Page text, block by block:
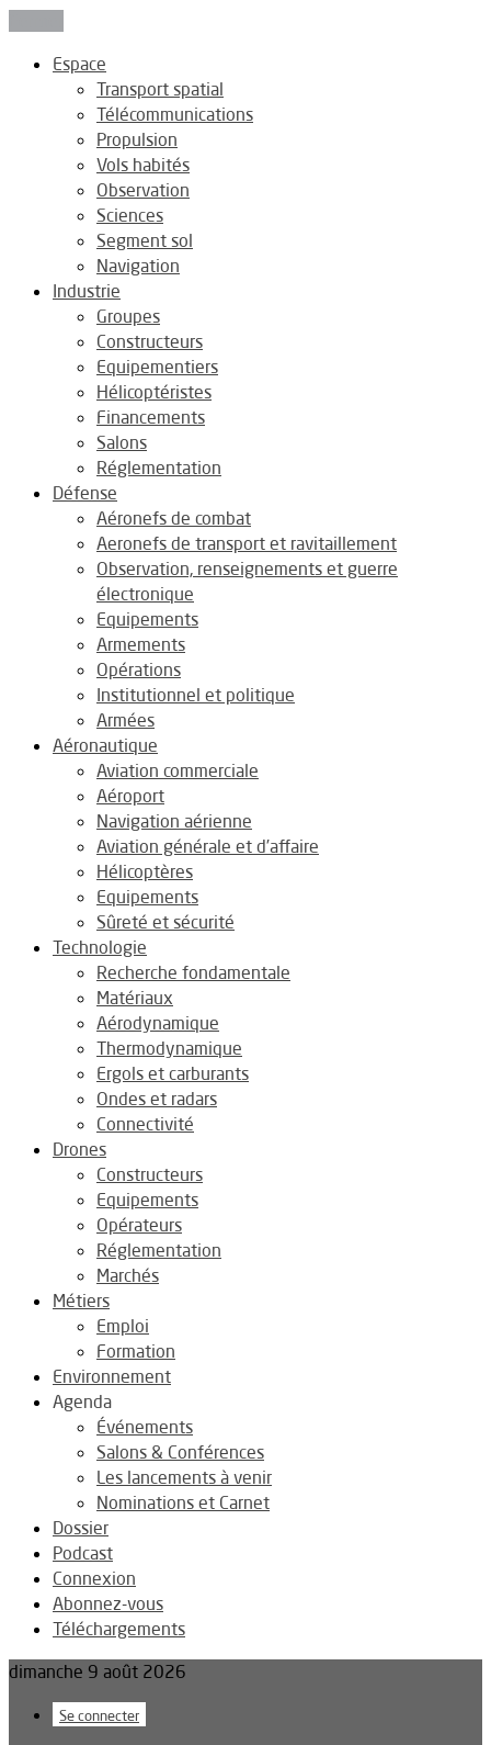
Espace
Transport spatial
Télécommunications
Propulsion
Vols habités
Observation
Sciences
Segment sol
Navigation
Industrie
Groupes
Constructeurs
Equipementiers
Hélicoptéristes
Financements
Salons
Réglementation
Défense
Aéronefs de combat
Aeronefs de transport et ravitaillement
Observation, renseignements et guerre
électronique
Equipements
Armements
Opérations
Institutionnel et politique
Armées
Aéronautique
Aviation commerciale
Aéroport
Navigation aérienne
Aviation générale et d’affaire
Hélicoptères
Equipements
Sûreté et sécurité
Technologie
Recherche fondamentale
Matériaux
Aérodynamique
Thermodynamique
Ergols et carburants
Ondes et radars
Connectivité
Drones
Constructeurs
Equipements
Opérateurs
Réglementation
Marchés
Métiers
Emploi
Formation
Environnement
Agenda
Événements
Salons & Conférences
Les lancements à venir
Nominations et Carnet
Dossier
Podcast
Connexion
Abonnez-vous
Téléchargements
dimanche 9 août 2026
Se connecter